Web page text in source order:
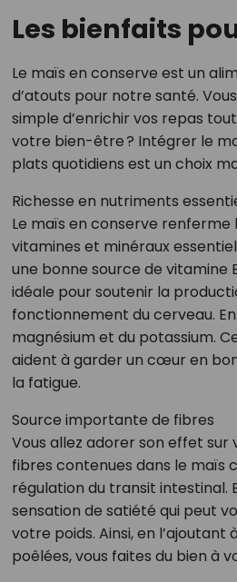
Les bienfaits
Le maïs en conserve est un
d’atouts pour notre santé.
simple d’enrichir vos repas
votre bien-être ? Intégrer le
plats quotidiens est un choix
Richesse en nutriments
Le maïs en conserve renferme
vitamines et minéraux
une bonne source de vitamine
idéale pour soutenir la
fonctionnement du cerveau.
magnésium et du potassium.
aident à garder un cœur en
la fatigue.
Source importante de fibres
Vous allez adorer son effet sur
fibres contenues dans le maïs
régulation du transit intestinal.
sensation de satiété qui peut
votre poids. Ainsi, en l’ajoutant
poêlées, vous faites du bien à